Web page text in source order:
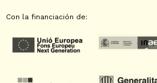
Con la financiación de: